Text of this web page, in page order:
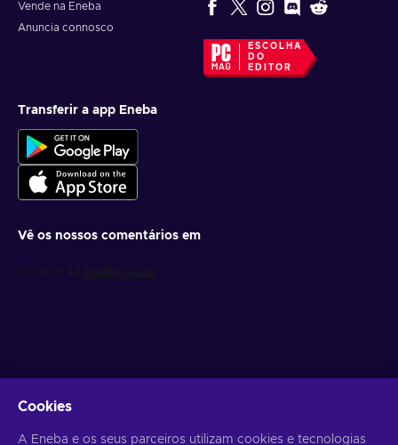
Vende na Eneba
Anuncia connosco
ESCOLHA
DO
EDITOR
Transferir a app Eneba
Vê os nossos comentários em
Cookies
A Eneba e os seus parceiros utilizam cookies e tecnologias